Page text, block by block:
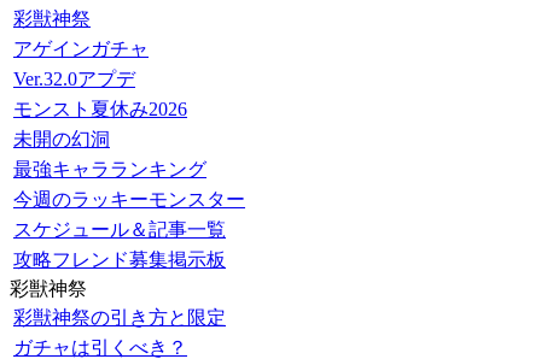
彩獣神祭
アゲインガチャ
Ver.32.0アプデ
モンスト夏休み2026
未開の幻洞
最強キャラランキング
今週のラッキーモンスター
スケジュール＆記事一覧
攻略フレンド募集掲示板
彩獣神祭
彩獣神祭の引き方と限定
ガチャは引くべき？